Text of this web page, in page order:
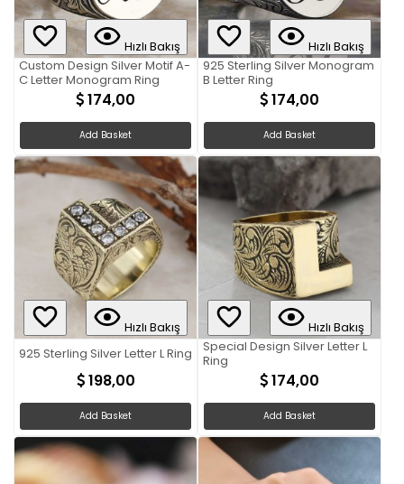
Hızlı Bakış
Custom Design Silver Motif A-
C Letter Monogram Ring
174,00
Add Basket
Hızlı Bakış
925 Sterling Silver Monogram
B Letter Ring
174,00
Add Basket
Hızlı Bakış
925 Sterling Silver Letter L Ring
198,00
Add Basket
Hızlı Bakış
Special Design Silver Letter L
Ring
174,00
Add Basket